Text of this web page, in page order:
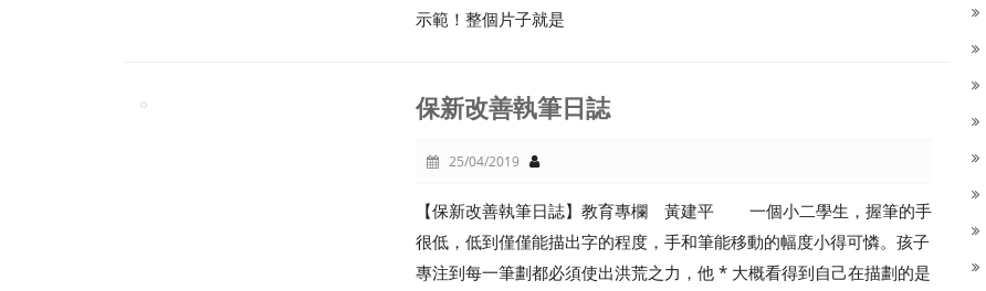
示範！整個片子就是
保新改善執筆日誌
25/04/2019
【保新改善執筆日誌】教育專欄 黃建平 一個小二學生，握筆的手
很低，低到僅僅能描出字的程度，手和筆能移動的幅度小得可憐。孩子
專注到每一筆劃都必須使出洪荒之力，他 * 大概看得到自己在描劃的是